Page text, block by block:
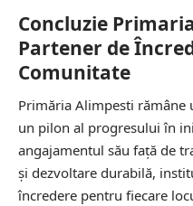
Concluzie
Partener de
Comunitate
Primăria Alimpesti rămâne
un pilon al progresului în
angajamentul său față de
și dezvoltare durabilă,
încredere pentru fiecare